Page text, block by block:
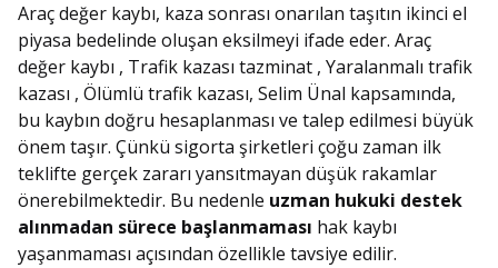
Araç değer kaybı, kaza sonrası onarılan taşıtın ikinci el
piyasa bedelinde oluşan eksilmeyi ifade eder. Araç
değer kaybı , Trafik kazası tazminat , Yaralanmalı trafik
kazası , Ölümlü trafik kazası, Selim Ünal kapsamında,
bu kaybın doğru hesaplanması ve talep edilmesi büyük
önem taşır. Çünkü sigorta şirketleri çoğu zaman ilk
teklifte gerçek zararı yansıtmayan düşük rakamlar
önerebilmektedir. Bu nedenle uzman hukuki destek
alınmadan sürece başlanmaması hak kaybı
yaşanmaması açısından özellikle tavsiye edilir.